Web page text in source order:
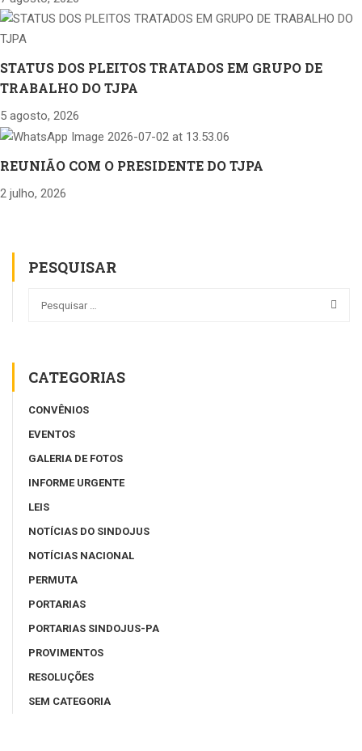
STATUS DOS PLEITOS TRATADOS EM GRUPO DE
TRABALHO DO TJPA
5 agosto, 2026
REUNIÃO COM O PRESIDENTE DO TJPA
2 julho, 2026
PESQUISAR
CATEGORIAS
CONVÊNIOS
EVENTOS
GALERIA DE FOTOS
INFORME URGENTE
LEIS
NOTÍCIAS DO SINDOJUS
NOTÍCIAS NACIONAL
PERMUTA
PORTARIAS
PORTARIAS SINDOJUS-PA
PROVIMENTOS
RESOLUÇÕES
SEM CATEGORIA